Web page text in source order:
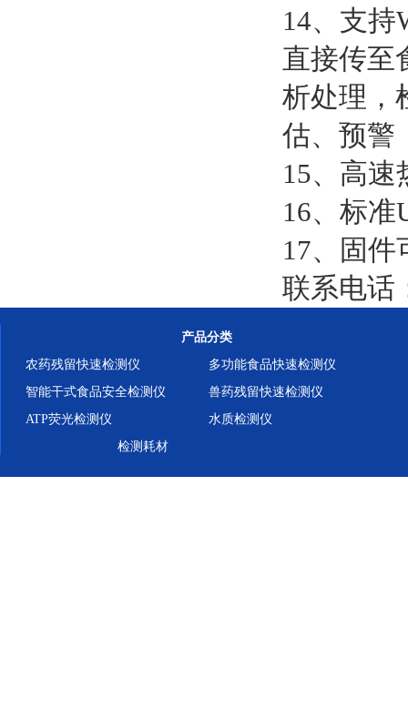
14、支
直接传至
析处理，
估、预警
15、高速
16、标准
17、固件
联系电话
产品分类
农药残留快速检测仪
多功能食品快速检测仪
智能干式食品安全检测仪
兽药残留快速检测仪
ATP荧光检测仪
水质检测仪
检测耗材